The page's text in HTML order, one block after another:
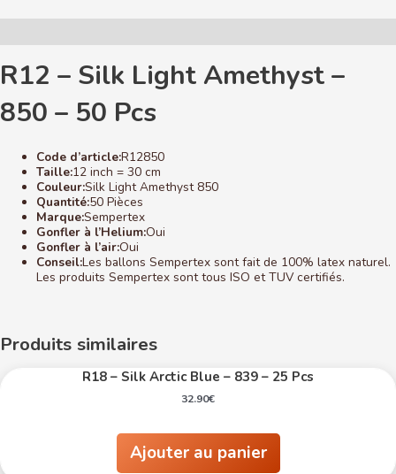
850
50
Pcs
R12 – Silk Light Amethyst –
850 – 50 Pcs
Code d’article:R12850
Taille:12 inch = 30 cm
Couleur:Silk Light Amethyst 850
Quantité:50 Pièces
Marque:Sempertex
Gonfler à l’Helium:Oui
Gonfler à l’air:Oui
Conseil:Les ballons Sempertex sont fait de 100% latex naturel.
Les produits Sempertex sont tous ISO et TUV certifiés.
Produits similaires
R18 – Silk Arctic Blue – 839 – 25 Pcs
32.90€
Ajouter au panier